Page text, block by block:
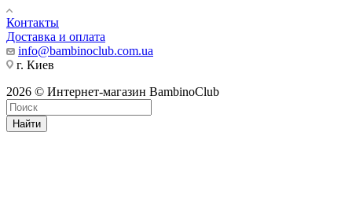
Контакты
Доставка и оплата
info@bambinoclub.com.ua
г. Киев
2026 © Интернет-магазин BambinoClub
Найти